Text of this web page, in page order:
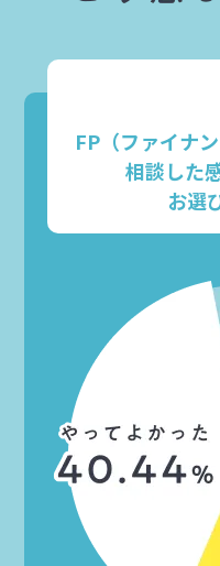
FP（ファイナ
相談した
お選